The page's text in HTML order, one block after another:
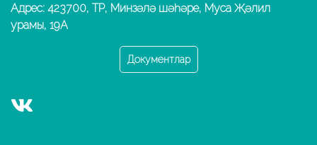
Адрес: 423700, ТР, Минзәлә шәһәре, Муса Җәлил
урамы, 19А
Документлар